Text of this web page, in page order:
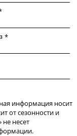
*
информация носит
от сезонности и
не несет